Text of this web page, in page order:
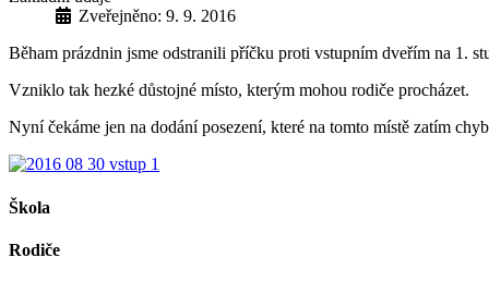
Zveřejněno: 9. 9. 2016
Běham prázdnin jsme odstranili příčku proti vstupním dveřím na 1.
Vzniklo tak hezké důstojné místo, kterým mohou rodiče procházet.
Nyní čekáme jen na dodání posezení, které na tomto místě zatím
Škola
Rodiče